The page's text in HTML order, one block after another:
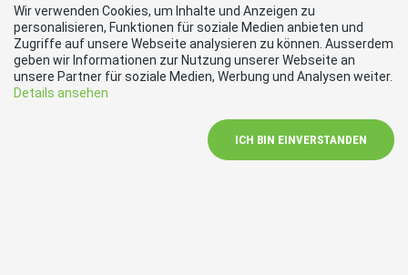
E-Mail
m.burkhalter@eximha.ch
Social Media
Wir verwenden Cookies, um Inhalte und Anzeigen zu
personalisieren, Funktionen für soziale Medien anbieten und
Zugriffe auf unsere Webseite analysieren zu können. Ausserdem
geben wir Informationen zur Nutzung unserer Webseite an
unsere Partner für soziale Medien, Werbung und Analysen weiter.
Details ansehen
ICH BIN EINVERSTANDEN